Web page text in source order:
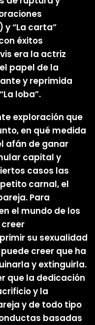
y “La carta”
éxitos
era la actriz
papel de la
y reprimida
loba”.
exploración que
en qué medida
afán de ganar
capital y
casos las
carnal, el
Para
el mundo de los
creer
su sexualidad
creer que ha
y extinguirla.
que la dedicación
y la
y de todo tipo
basadas